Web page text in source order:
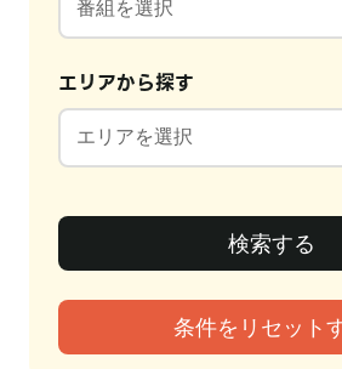
エリアから探す